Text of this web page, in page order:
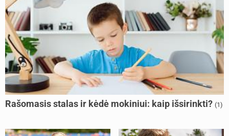
Rašomasis stalas ir kėdė mokiniui: kaip išsirinkti? (1)